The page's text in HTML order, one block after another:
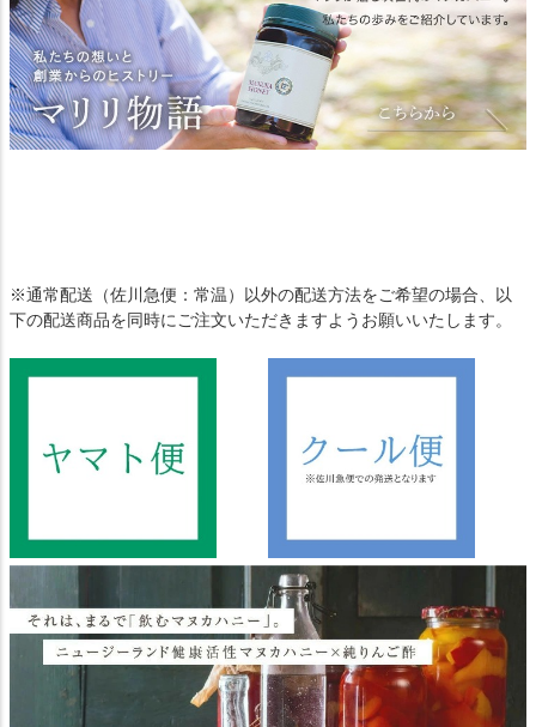
※通常配送（佐川急便：常温）以外の配送方法をご希望の場合、以
下の配送商品を同時にご注文いただきますようお願いいたします。